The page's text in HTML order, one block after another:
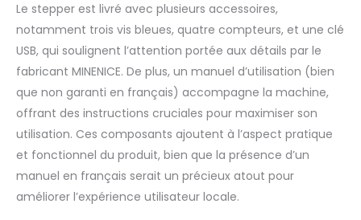
équilibre stable et
supporte un poids
maximum de 150 kg.
Design pliable et peu
encombrant : grâce
aux dimensions pliées
de 135,5 x 56,5 x 25,4
cm, le stepper peut
être rangé sous le lit ou
dans un coin. Parfait
pour la salle de sport à
domicile ou les petits
Le stepper est livré avec plusieurs accessoires,
notamment trois vis bleues, quatre compteurs, et une clé
USB, qui soulignent l’attention portée aux détails par le
fabricant MINENICE. De plus, un manuel d’utilisation (bien
que non garanti en français) accompagne la machine,
offrant des instructions cruciales pour maximiser son
utilisation. Ces composants ajoutent à l’aspect pratique
et fonctionnel du produit, bien que la présence d’un
manuel en français serait un précieux atout pour
améliorer l’expérience utilisateur locale.